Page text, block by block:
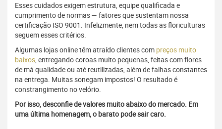
Esses cuidados exigem estrutura, equipe qualificada e
cumprimento de normas — fatores que sustentam nossa
certificação ISO 9001. Infelizmente, nem todas as floriculturas
seguem esses critérios.
Algumas lojas online têm atraído clientes com preços muito
baixos, entregando coroas muito pequenas, feitas com flores
de má qualidade ou até reutilizadas, além de falhas constantes
na entrega. Muitas sonegam impostos! O resultado é
constrangimento no velório.
Por isso, desconfie de valores muito abaixo do mercado. Em
uma última homenagem, o barato pode sair caro.